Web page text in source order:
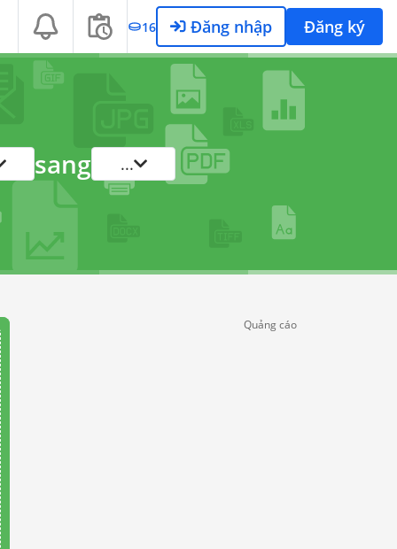
16 Đăng nhập Đăng ký
sang ...
Quảng cáo